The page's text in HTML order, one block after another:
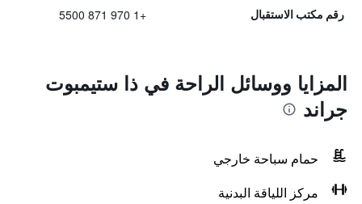
رقم مكتب الاستقبال +1 970 871 5500
المزايا ووسائل الراحة في ذا ستيمبوت
جراند
حمام سباحة خارجي
مركز اللياقة البدنية